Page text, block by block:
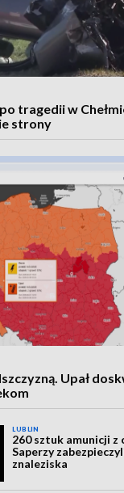
tragedii w
strony
Upał
LUBLIN
260 sztuk amunicji z
Saperzy
znaleziska